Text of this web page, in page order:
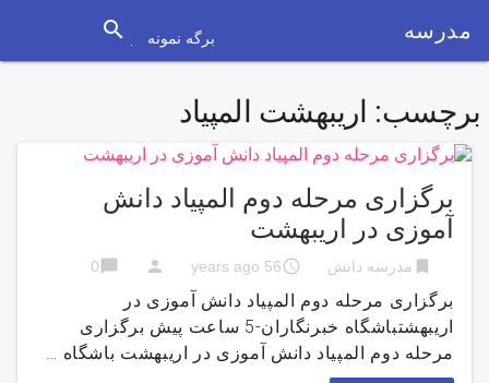
مدرسه برگه نمونه search
برچسب: اریبهشت المپیاد
برگزاری مرحله دوم المپیاد دانش
آموزی در اریبهشت
bookmark مدرسه دانش access_time
56 years ago
person
chat_bubble
0
برگزاری مرحله دوم المپیاد دانش آموزی در
اریبهشتباشگاه خبرنگاران-5 ساعت پیش برگزاری
مرحله دوم المپیاد دانش آموزی در اریبهشت باشگاه …